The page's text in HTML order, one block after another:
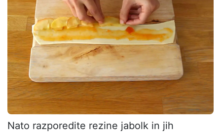
Nato razporedite rezine jabolk in jih